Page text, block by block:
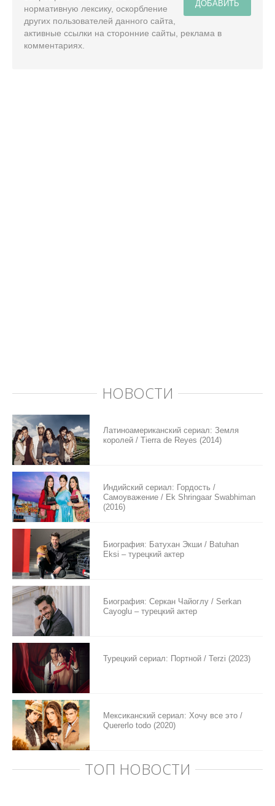
ДОБАВИТЬ
нормативную лексику, оскорбление
других пользователей данного сайта,
активные ссылки на сторонние сайты, реклама в
комментариях.
НОВОСТИ
Латиноамериканский сериал: Земля
королей / Tierra de Reyes (2014)
Индийский сериал: Гордость /
Самоуважение / Ek Shringaar Swabhiman
(2016)
Биография: Батухан Экши / Batuhan
Eksi – турецкий актер
Биография: Серкан Чайоглу / Serkan
Cayoglu – турецкий актер
Турецкий сериал: Портной / Terzi (2023)
Мексиканский сериал: Хочу все это /
Quererlo todo (2020)
ТОП НОВОСТИ